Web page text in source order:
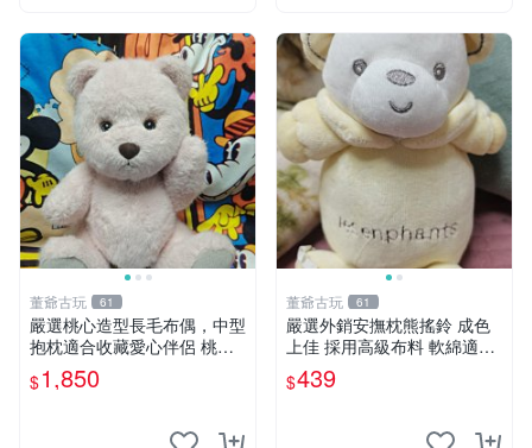
董爺古玩 61
嚴選桃心造型長毛布偶，中型
抱枕適合收藏愛心伴侶 桃心
抱枕 布娃娃 猛咬布偶
$1,850
董爺古玩 61
嚴選外銷安撫枕熊搖鈴 成色
上佳 採用高級布料 軟綿適合
收藏 安心選購 安撫枕 熊玩具
搖鈴
$439